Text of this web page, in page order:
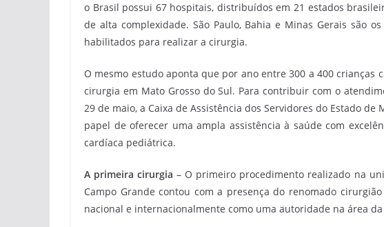
o Brasil possui 67 hospitais, distribuídos em 21 estados
de alta complexidade. São Paulo, Bahia e Minas Gerais são
habilitados para realizar a cirurgia.
O mesmo estudo aponta que por ano entre 300 a 400 crianças
cirurgia em Mato Grosso do Sul. Para contribuir com o
29 de maio, a Caixa de Assistência dos Servidores do Estado de
papel de oferecer uma ampla assistência à saúde com
cardíaca pediátrica.
A primeira cirurgia – O primeiro procedimento realizado na
Campo Grande contou com a presença do renomado
nacional e internacionalmente como uma autoridade na área